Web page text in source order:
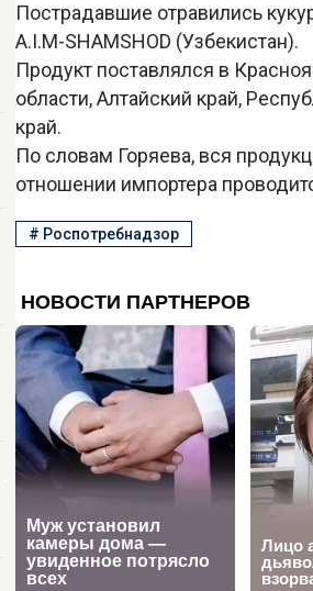
Пострадавшие отравились
A.I.M-SHAMSHOD (Узбекистан).
Продукт поставлялся в
области, Алтайский край,
край.
По словам Горяева, вся
отношении импортера
# Роспотребнадзор